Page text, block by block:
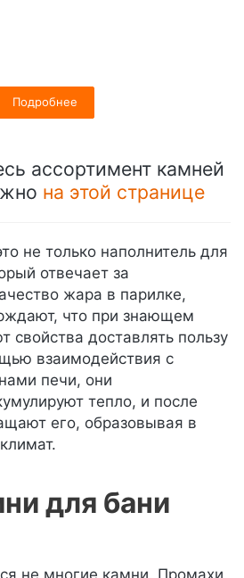
Подробнее
ассортимент камней
на этой странице
не только наполнитель для
отвечает за
жара в парилке,
что при знающем
свойства доставлять пользу
взаимодействия с
печи, они
тепло, и после
его, образовывая в
для бани
не многие камни. Промахи